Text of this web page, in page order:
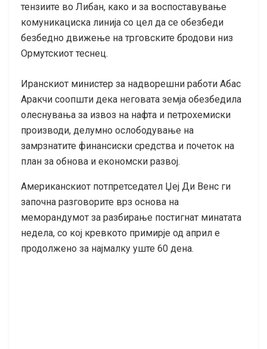
тензиите во Либан, како и за воспоставување
комуникациска линија со цел да се обезбеди
безбедно движење на трговските бродови низ
Ормутскиот теснец.
Иранскиот министер за надворешни работи Абас
Аракчи соопшти дека неговата земја обезбедила
олеснувања за извоз на нафта и петрохемиски
производи, делумно ослободување на
замрзнатите финансиски средства и почеток на
план за обнова и економски развој.
Американскиот потпретседател Џеј Ди Венс ги
започна разговорите врз основа на
меморандумот за разбирање постигнат минатата
недела, со кој кревкото примирје од април е
продолжено за најмалку уште 60 дена.